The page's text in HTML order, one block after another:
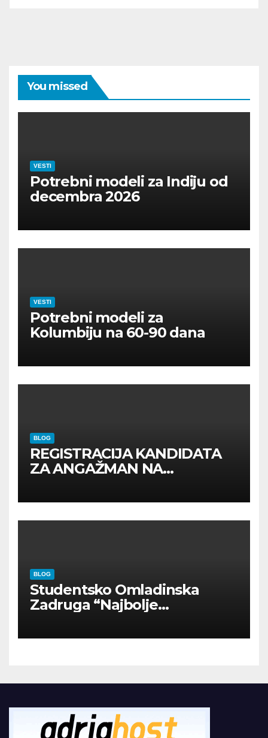
You missed
VESTI
Potrebni modeli za Indiju od
decembra 2026
VESTI
Potrebni modeli za
Kolumbiju na 60-90 dana
BLOG
REGISTRACIJA KANDIDATA
ZA ANGAŽMAN NA
BLOG
Studentsko Omladinska
Zadruga “Najbolje